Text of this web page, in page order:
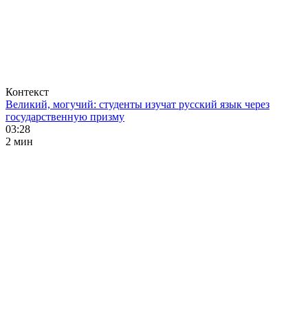
Контекст
Великий, могучий: студенты изучат русский язык через
государственную призму
03:28
2 мин